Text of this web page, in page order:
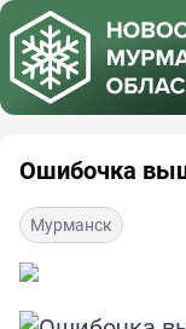
Ошибочка
Мурманск